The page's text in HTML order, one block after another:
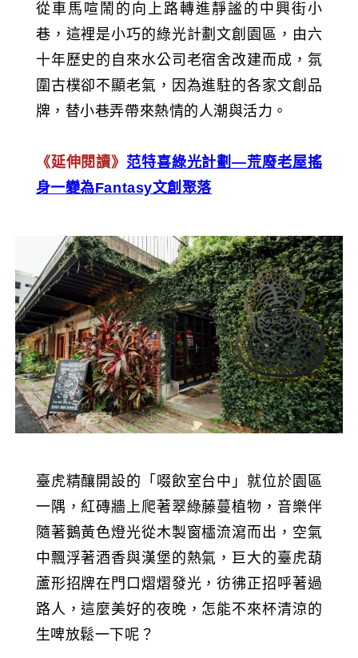
從車馬喧鬧的向上路轉進靜謐的中興街小
巷，這裡是小巧的綠光計劃文創園區，由六
十年歷史的自來水公司老宿舍改建而成，氛
圍古樸卻不顯老氣，因為進駐的各家文創品
牌，替小巷弄帶來熱情的人潮與活力。
《延伸閱讀》 范特喜綠光計劃—荒廢老屋搖
身一變為Fantasy文創聚落
臺虎精釀開設的「啜飲室台中」就位於園區
一隅，紅磚牆上爬著翠綠藤蔓植物，音樂伴
隨著鵝黃色燈光從木製窗櫺流瀉而出，空氣
中飄浮著酒香與漢堡的熱氣，巨大的臺虎葫
蘆形招牌在門口熠熠發光，彷彿正招呼著過
路人，這麼美好的夜晚，怎能不來杯清涼的
生啤放鬆一下呢？